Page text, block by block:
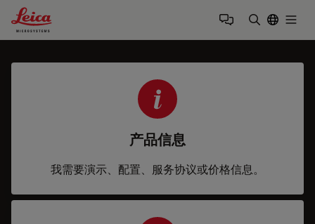
Leica Microsystems Logo
产品信息
我需要演示、配置、服务协议或价格信息。